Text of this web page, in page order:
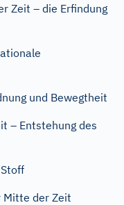
Zeit – die Erfindung
und Bewegtheit
– Entstehung des
Mitte der Zeit